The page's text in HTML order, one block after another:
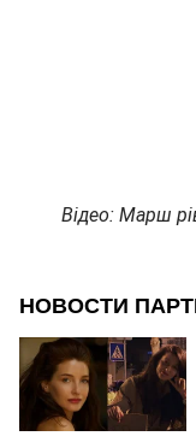
Відео: Марш